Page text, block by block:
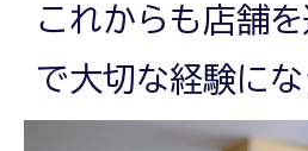
これからも店舗
で大切な経験に